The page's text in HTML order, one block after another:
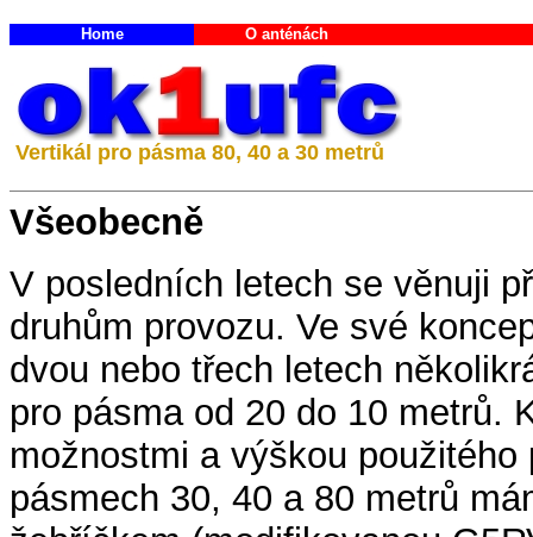
Home O anténách
Vertikál pro pásma 80, 40 a 30 metrů
Všeobecně
V posledních letech se věnuji
druhům provozu. Ve své
dvou nebo třech letech
pro pásma od 20 do 10 metrů.
možnostmi a výškou
pásmech 30, 40 a 80 metrů